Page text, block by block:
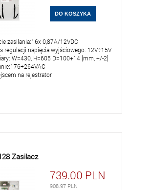
zasilania:16x 0,87A/12VDC
regulacji napięcia wyjściowego: 12V÷15V
W=430, H=605 D=100+14 [mm, +/-2]
na rejestrator
Zasilacz
739.00 PLN
908.97 PLN